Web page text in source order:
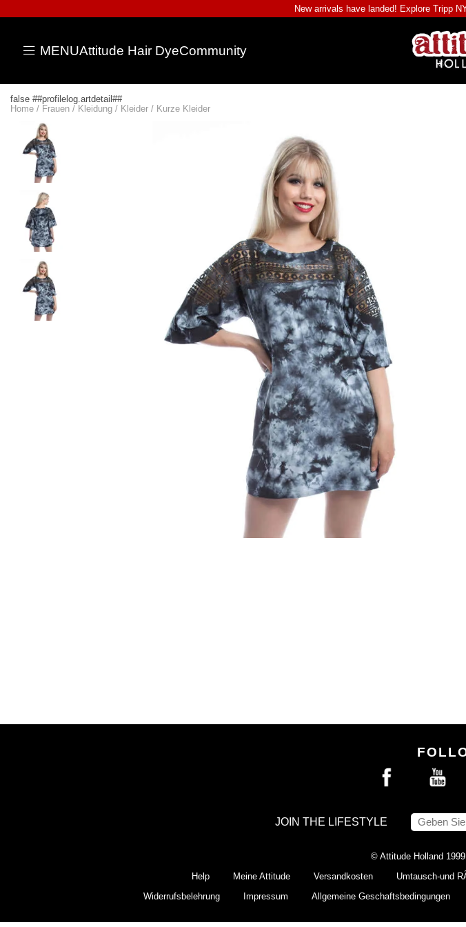
New arrivals have landed! Explore Tripp
MENUAttitude Hair DyeCommunity
false ##profilelog.artdetail##
Home / Frauen / Kleidung / Kleider / Kurze Kleider
JOIN THE LIFESTYLE
© Attitude Holland
Help
Meine Attitude Versandkosten Umtausch-und
Widerrufsbelehrung
Impressum Allgemeine Geschaftsbedingungen